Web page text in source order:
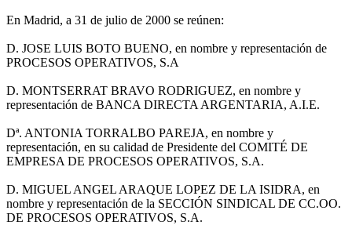
En Madrid, a 31 de julio de 2000 se reúnen:
D. JOSE LUIS BOTO BUENO, en nombre y representación de
PROCESOS OPERATIVOS, S.A
D. MONTSERRAT BRAVO RODRIGUEZ, en nombre y
representación de BANCA DIRECTA ARGENTARIA, A.I.E.
Dª. ANTONIA TORRALBO PAREJA, en nombre y
representación, en su calidad de Presidente del COMITÉ DE
EMPRESA DE PROCESOS OPERATIVOS, S.A.
D. MIGUEL ANGEL ARAQUE LOPEZ DE LA ISIDRA, en
nombre y representación de la SECCIÓN SINDICAL DE CC.OO.
DE PROCESOS OPERATIVOS, S.A.